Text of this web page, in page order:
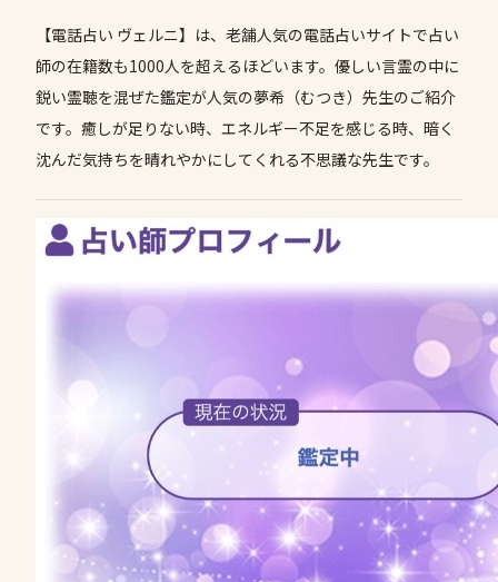
【電話占い ヴェルニ】は、老舗人気の電話占いサイトで占い
師の在籍数も1000人を超えるほどいます。優しい言霊の中に
鋭い霊聴を混ぜた鑑定が人気の夢希（むつき）先生のご紹介
です。癒しが足りない時、エネルギー不足を感じる時、暗く
沈んだ気持ちを晴れやかにしてくれる不思議な先生です。